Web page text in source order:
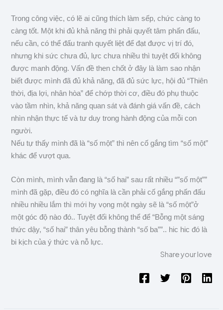
Trong công việc, có lẽ ai cũng thích làm sếp, chức càng to
càng tốt. Một khi đủ khả năng thì phải quyết tâm phấn đấu,
nếu cần, có thể đấu tranh quyết liệt để đạt được vị trí đó,
nhưng khi sức chưa đủ, lực chưa nhiều thì tuyệt đối không
được manh động. Vấn đề then chốt ở đây là làm sao nhận
biết được mình đã đủ khả năng, đã đủ sức lực, hội đủ “Thiên
thời, địa lợi, nhân hòa” để chớp thời cơ, điều đó phụ thuộc
vào tầm nhìn, khả năng quan sát và đánh giá vấn đề, cách
nhìn nhận thực tế và tư duy trong hành động của mỗi con
người.
Nếu tự thấy mình đã là “số một” thì nên cố gắng tìm “số một”
khác để vượt qua.
Còn mình, mình vẫn đang là “số hai” sau rất nhiều “”số một””
mình đã gặp, điều đó có nghĩa là cần phải cố gắng phấn đấu
nhiều nhiều lắm thì mới hy vọng một ngày sẽ là “số một”ở
một góc độ nào đó.. Tuyệt đối không thể để “Bỗng một sáng
thức dậy, “số hai” thân yêu bỗng thành “số ba””.. hic hic đó là
bi kịch của ý thức và nỗ lực.
Share your love